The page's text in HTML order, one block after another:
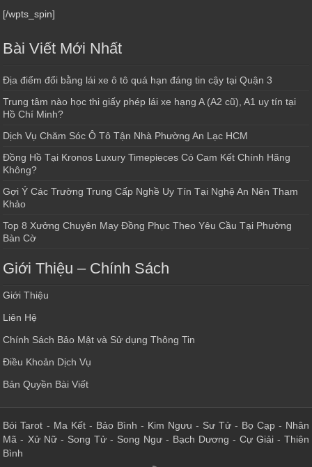
[/wpts_spin]
Bài Viết Mới Nhất
Địa điểm đổi bằng lái xe ô tô quá hạn đáng tin cậy tại Quận 3
Trung tâm nào học thi giấy phép lái xe hạng A (A2 cũ), A1 uy tín tại
Hồ Chí Minh?
Dịch Vụ Chăm Sóc Ô Tô Tận Nhà Phường An Lạc HCM
Đồng Hồ Tại Kronos Luxury Timepieces Có Cam Kết Chính Hãng
Không?
Gợi Ý Các Trường Trung Cấp Nghề Uy Tín Tại Nghệ An Nên Tham
Khảo
Top 8 Xưởng Chuyên May Đồng Phục Theo Yêu Cầu Tại Phường
Bàn Cờ
Giới Thiệu – Chính Sách
Giới Thiệu
Liên Hệ
Chính Sách Bảo Mật và Sử dụng Thông Tin
Điều Khoản Dịch Vụ
Bản Quyền Bài Viết
Bói Tarot - Ma Kết- Bảo Bình - Kim Ngưu - Sư Tử- Bọ Cạp- Nhân
Mã - Xử Nữ- Song Tử- Song Ngư- Bạch Dương - Cự Giải- Thiên
Bình